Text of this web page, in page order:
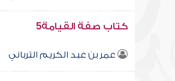
كتاب صفة القيامة5
عمر بن عبد الكريم الترباني